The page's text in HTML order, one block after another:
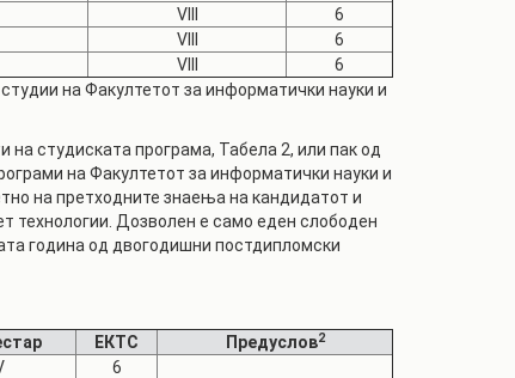
VIII
6
VIII
6
VIII
6
на Факултетот за информатички науки и
студиската програма, Табела 2, или пак од
на Факултетот за информатички науки и
на претходните знаења на кандидатот и
технологии. Дозволен е само еден слободен
година од двогодишни постдипломски
ЕКТС Предуслов2
6